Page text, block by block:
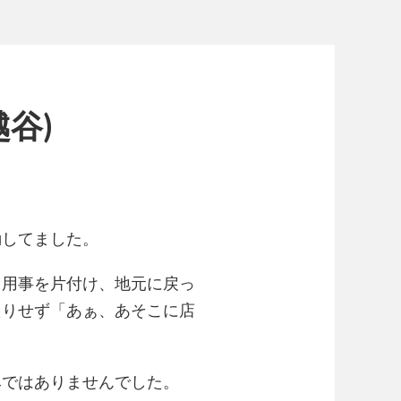
谷)
てました。
事を片付け、地元に戻っ
せず「あぁ、あそこに店
はありませんでした。